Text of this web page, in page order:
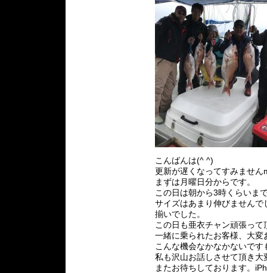
こんばんは(^ ^)
更新が遅くなってすみません
まずは月曜日分からです。
この日は朝から3時くらいま
サイズはあまり伸びません
揃いでした。
この日も亜衣チャン頑張って
一緒に乗られたお客様、大変
こんな機会なかなかないです
私も沢山お話しさせて頂き大
またお待ちしております。